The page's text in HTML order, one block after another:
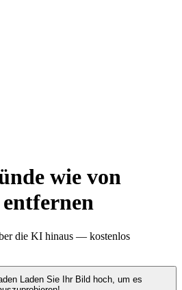
wie von
die KI hinaus — kostenlos
Laden Sie Ihr Bild hoch, um es